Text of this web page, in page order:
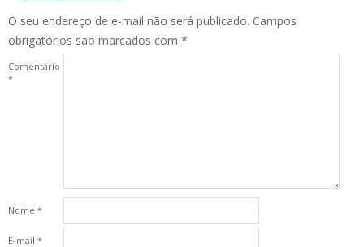
O seu endereço de e-mail não será publicado. Campos
obrigatórios são marcados com *
Comentário
*
Nome *
E-mail *